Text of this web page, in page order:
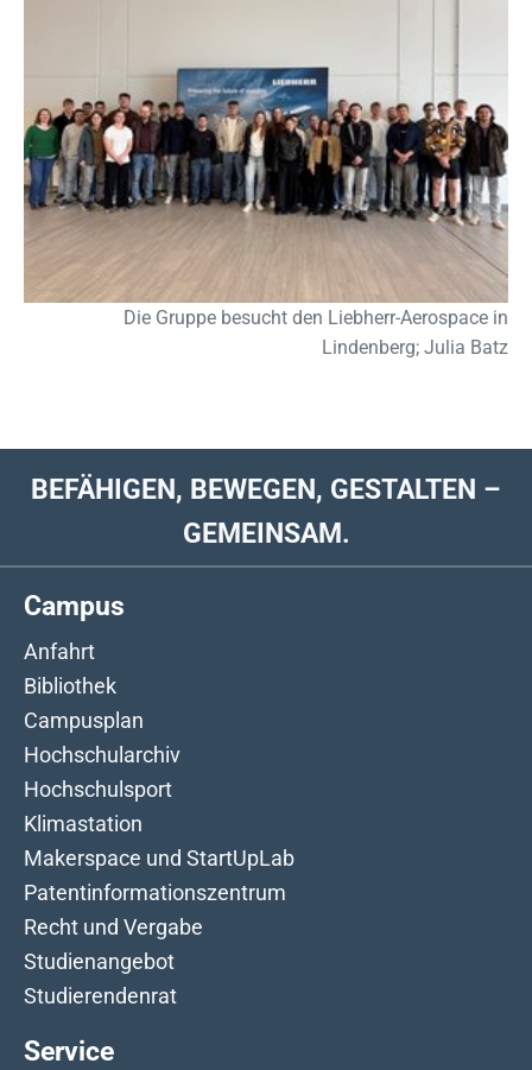
Die Gruppe besucht den Liebherr-Aerospace in
Lindenberg; Julia Batz
BEFÄHIGEN, BEWEGEN, GESTALTEN –
GEMEINSAM.
Campus
Anfahrt
Bibliothek
Campusplan
Hochschularchiv
Hochschulsport
Klimastation
Makerspace und StartUpLab
Patentinformationszentrum
Recht und Vergabe
Studienangebot
Studierendenrat
Service